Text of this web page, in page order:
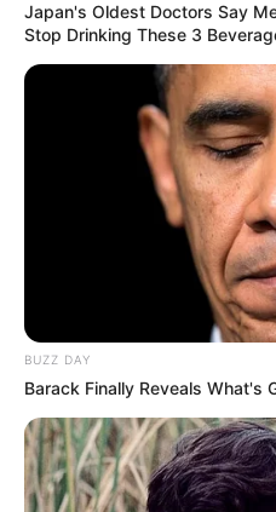
Höhenburg in Hessen.
und ihres romantischen
der guten Aussicht ins
Ausflug buchen
touristische
und die gesamte Region vor.
Links zu Ausflugszielen
in Malsfeld und
Umgebung von rund 40
(Knüllgebirge) :
Japan's Oldest Doctors Say
Stop Drinking These 3
BUZZ DAY
Barack Finally Reveals What's